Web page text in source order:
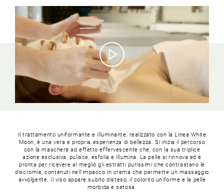
Il trattamento uniformante e illuminante, realizzato con la Linea White
Moon, è una vera e propria esperienza di bellezza. Si inizia il percorso
con la maschera ad effetto effervescente che, con la sua triplice
azione esclusiva, pulisce, esfolia e illumina. La pelle si rinnova ed è
pronta per ricevere al meglio gli estratti purissimi che contrastano le
discromie, contenuti nell’impacco in crema che permette un massaggio
avvolgente. Il viso appare subito disteso, il colorito uniforme e la pelle
morbida e setosa.